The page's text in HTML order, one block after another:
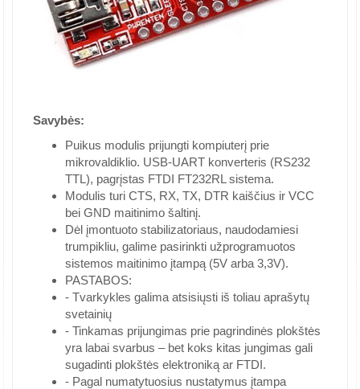
Savybės:
Puikus modulis prijungti kompiuterį prie
mikrovaldiklio. USB-UART konverteris (RS232
TTL), pagrįstas FTDI FT232RL sistema.
Modulis turi CTS, RX, TX, DTR kaiščius ir VCC
bei GND maitinimo šaltinį.
Dėl įmontuoto stabilizatoriaus, naudodamiesi
trumpikliu, galime pasirinkti užprogramuotos
sistemos maitinimo įtampą (5V arba 3,3V).
PASTABOS:
- Tvarkykles galima atsisiųsti iš toliau aprašytų
svetainių
- Tinkamas prijungimas prie pagrindinės plokštės
yra labai svarbus – bet koks kitas jungimas gali
sugadinti plokštės elektroniką ar FTDI.
- Pagal numatytuosius nustatymus įtampa